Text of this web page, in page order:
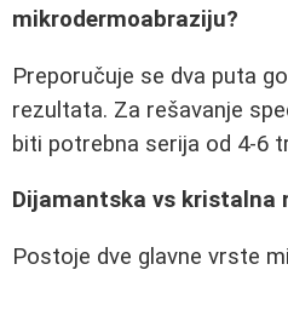
mikrodermoabraziju?
Preporučuje se dva puta
rezultata. Za rešavanje
biti potrebna serija od 4-6
Dijamantska vs kristalna
Postoje dve glavne vrste